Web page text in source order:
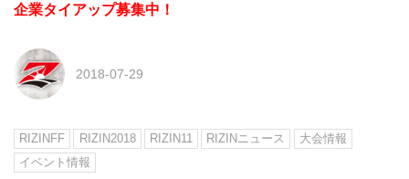
企業タイアップ募集中！
2018-07-29
RIZINFF RIZIN2018 RIZIN11 RIZINニュース
大会情報
イベント情報